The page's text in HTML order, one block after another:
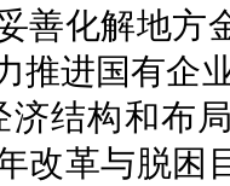
善化解地方
推进国有企
济结构和布
改革与脱困